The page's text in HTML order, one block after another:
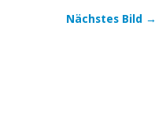
Nächstes Bild →